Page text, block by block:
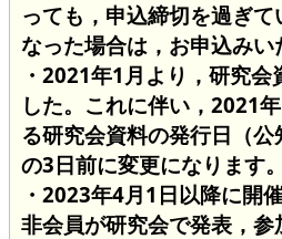
っても，申込締切を過ぎ
なった場合は，お申込みい
・2021年1月より，研究会
した。これに伴い，2021
る研究会資料の発行日（
の3日前に変更になります。
・2023年4月1日以降に開
非会員が研究会で発表，